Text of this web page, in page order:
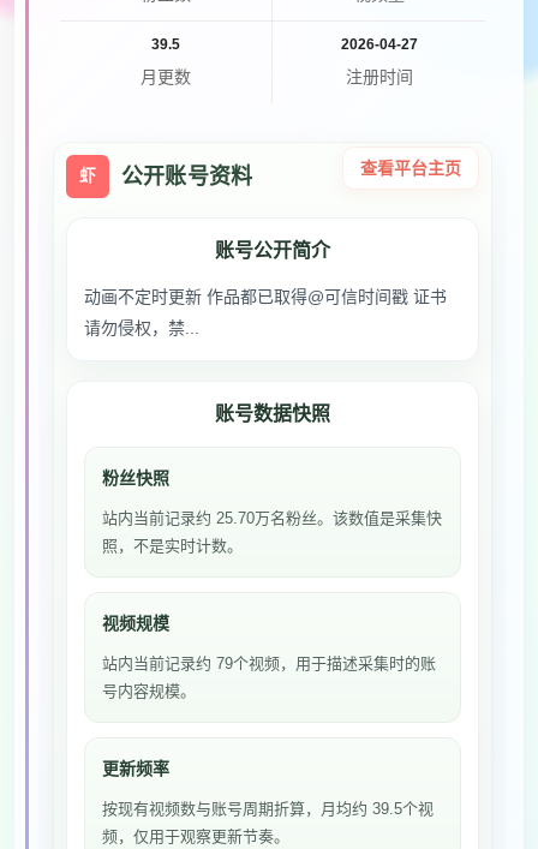
39.5
月更数
2026-04-27
注册时间
虾 公开账号资料 查看平台主页
账号公开简介
动画不定时更新 作品都已取得@可信时间戳 证书
请勿侵权，禁...
账号数据快照
粉丝快照
站内当前记录约 25.70万名粉丝。该数值是采集快
照，不是实时计数。
视频规模
站内当前记录约 79个视频，用于描述采集时的账
号内容规模。
更新频率
按现有视频数与账号周期折算，月均约 39.5个视
频，仅用于观察更新节奏。